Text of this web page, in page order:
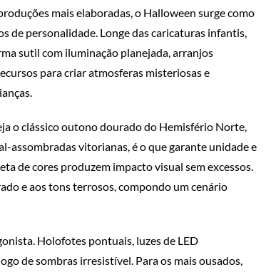
mais elaboradas, o Halloween surge como
de personalidade. Longe das caricaturas infantis,
sutil com iluminação planejada, arranjos
para criar atmosferas misteriosas e
o clássico outono dourado do Hemisfério Norte,
assombradas vitorianas, é o que garante unidade e
de cores produzem impacto visual sem excessos.
e aos tons terrosos, compondo um cenário
Holofotes pontuais, luzes de LED
de sombras irresistível. Para os mais ousados,